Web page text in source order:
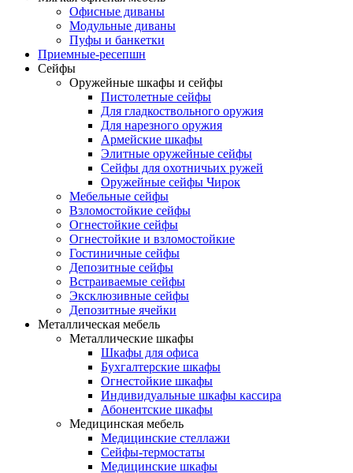
Офисные диваны
Модульные диваны
Пуфы и банкетки
Приемные-ресепшн
Сейфы
Оружейные шкафы и сейфы
Пистолетные сейфы
Для гладкоствольного оружия
Для нарезного оружия
Армейские шкафы
Элитные оружейные сейфы
Сейфы для охотничьих ружей
Оружейные сейфы Чирок
Мебельные сейфы
Взломостойкие сейфы
Огнестойкие сейфы
Огнестойкие и взломостойкие
Гостиничные сейфы
Депозитные сейфы
Встраиваемые сейфы
Эксклюзивные сейфы
Депозитные ячейки
Металлическая мебель
Металлические шкафы
Шкафы для офиса
Бухгалтерские шкафы
Огнестойкие шкафы
Индивидуальные шкафы кассира
Абонентские шкафы
Медицинская мебель
Медицинские стеллажи
Сейфы-термостаты
Медицинские шкафы